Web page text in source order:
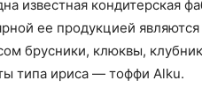
известная кондитерская
ее продукцией
брусники, клюквы,
типа ириса — тоффи Alku.